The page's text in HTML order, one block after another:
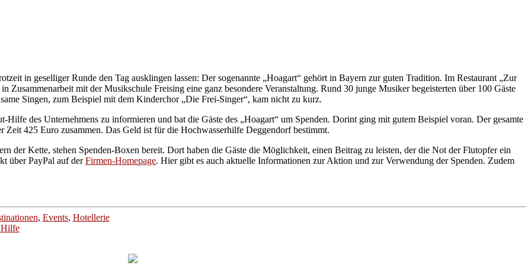
in geselliger Runde den Tag ausklingen lassen: Der sogenannte „Hoagart“ gehört in Bayern zur guten Tradition. Im Restaurant „Zur
Zusammenarbeit mit der Musikschule Freising eine ganz besondere Veranstaltung. Rund 30 junge Musiker begeisterten über 100 Gäste
Singen, zum Beispiel mit dem Kinderchor „Die Frei-Singer“, kam nicht zu kurz.
des Unternehmens zu informieren und bat die Gäste des „Hoagart“ um Spenden. Dorint ging mit gutem Beispiel voran. Der gesamte
Zeit 425 Euro zusammen. Das Geld ist für die Hochwasserhilfe Deggendorf bestimmt.
der Kette, stehen Spenden-Boxen bereit. Dort haben die Gäste die Möglichkeit, einen Beitrag zu leisten, der die Not der Flutopfer ein
über PayPal auf derFirmen-Homepage. Hier gibt es auch aktuelle Informationen zur Aktion und zur Verwendung der Spenden. Zudem
, Events, Hotellerie